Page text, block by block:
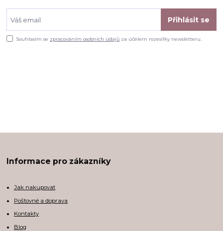
Přihlásit se
Souhlasím se zpracováním osobních údajů za účelem rozesílky newsletteru.
Informace pro zákazníky
Jak nakupovat
Poštovné a doprava
Kontakty
Blog